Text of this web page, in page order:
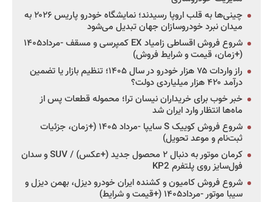
چینی‌ها به قلب اروپا رسیدند؛ نمایشگاه خودرو پاریس ۲۰۲۶ به
میدان نبرد خودروسازان جهان تبدیل می‌شود
شروع فروش اقساطی زامیاد EX کمپرسی و مسقف -مرداد۱۴۰۵
(+زمان، قیمت و شرایط فروش)
راز واردات ۷۵ هزار خودرو در سال ۱۴۰۵؛ تنظیم بازار یا تضمین
درآمد ۴۲۰ هزار میلیاردی دولت؟
خبر خوب برای خریداران نیسان ترا؛ محموله قطعات پس از
ماه‌ها انتظار وارد ایران شد
شروع فروش کوییک S سایپا -مرداد ۱۴۰۵ (+زمان، جزئیات
ثبت‌نام و موعد تحویل)
کرمان موتور به دنبال ۲ محصول جدید (+عکس) / SUV و سدان
فول‌سایز روی پلتفرم KP2
شروع فروش کامیون و کشنده ایران خودرو دیزل، بهمن دیزل و
سیبا موتور -مرداد۱۴۰۵ (+قیمت و شرایط)